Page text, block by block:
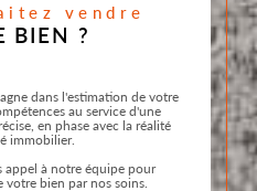
vendre
BIEN ?
dans l'estimation de votre
au service d'une
en phase avec la réalité
immobilier.
appel à notre équipe pour
votre bien par nos soins.